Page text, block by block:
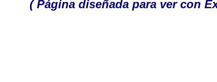
( Página diseñada para ver con